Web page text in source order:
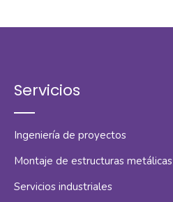
Servicios
Ingeniería de proyectos
Montaje de estructuras metálicas
Servicios industriales